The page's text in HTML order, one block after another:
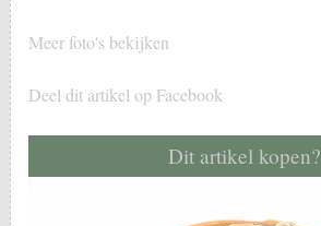
Meer foto's bekijken
Deel dit artikel op Facebook
Dit artikel kopen?